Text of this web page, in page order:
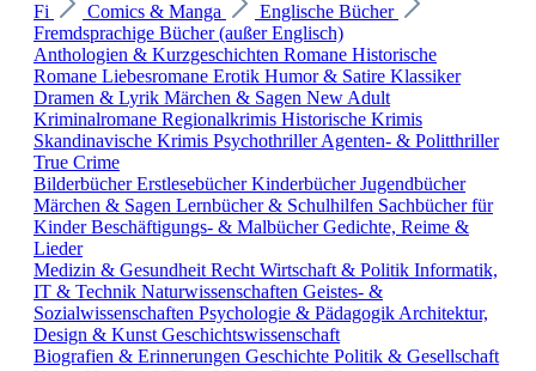
Fi
Comics & Manga
Englische Bücher
Fremdsprachige Bücher (außer Englisch)
Anthologien & Kurzgeschichten Romane Historische
Romane Liebesromane Erotik Humor & Satire Klassiker
Dramen & Lyrik Märchen & Sagen New Adult
Kriminalromane Regionalkrimis Historische Krimis
Skandinavische Krimis PsychothrillerAgenten- & Politthriller
True Crime
BilderbücherErstlesebücherKinderbücherJugendbücher
Märchen & Sagen Lernbücher & Schulhilfen Sachbücher für
KinderBeschäftigungs- & MalbücherGedichte, Reime &
Lieder
Medizin & Gesundheit Recht Wirtschaft & Politik Informatik,
IT & Technik Naturwissenschaften Geistes- &
Sozialwissenschaften Psychologie & Pädagogik Architektur,
Design & Kunst Geschichtswissenschaft
Biografien & Erinnerungen Geschichte Politik & Gesellschaft